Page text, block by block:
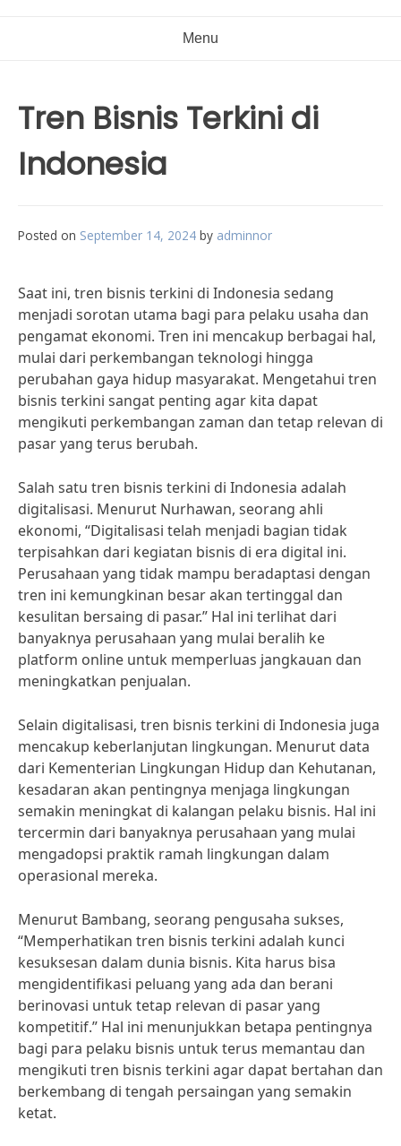
Menu
Tren Bisnis Terkini di
Indonesia
Posted on September 14, 2024 by adminnor
Saat ini, tren bisnis terkini di Indonesia sedang
menjadi sorotan utama bagi para pelaku usaha dan
pengamat ekonomi. Tren ini mencakup berbagai hal,
mulai dari perkembangan teknologi hingga
perubahan gaya hidup masyarakat. Mengetahui tren
bisnis terkini sangat penting agar kita dapat
mengikuti perkembangan zaman dan tetap relevan di
pasar yang terus berubah.
Salah satu tren bisnis terkini di Indonesia adalah
digitalisasi. Menurut Nurhawan, seorang ahli
ekonomi, “Digitalisasi telah menjadi bagian tidak
terpisahkan dari kegiatan bisnis di era digital ini.
Perusahaan yang tidak mampu beradaptasi dengan
tren ini kemungkinan besar akan tertinggal dan
kesulitan bersaing di pasar.” Hal ini terlihat dari
banyaknya perusahaan yang mulai beralih ke
platform online untuk memperluas jangkauan dan
meningkatkan penjualan.
Selain digitalisasi, tren bisnis terkini di Indonesia juga
mencakup keberlanjutan lingkungan. Menurut data
dari Kementerian Lingkungan Hidup dan Kehutanan,
kesadaran akan pentingnya menjaga lingkungan
semakin meningkat di kalangan pelaku bisnis. Hal ini
tercermin dari banyaknya perusahaan yang mulai
mengadopsi praktik ramah lingkungan dalam
operasional mereka.
Menurut Bambang, seorang pengusaha sukses,
“Memperhatikan tren bisnis terkini adalah kunci
kesuksesan dalam dunia bisnis. Kita harus bisa
mengidentifikasi peluang yang ada dan berani
berinovasi untuk tetap relevan di pasar yang
kompetitif.” Hal ini menunjukkan betapa pentingnya
bagi para pelaku bisnis untuk terus memantau dan
mengikuti tren bisnis terkini agar dapat bertahan dan
berkembang di tengah persaingan yang semakin
ketat.